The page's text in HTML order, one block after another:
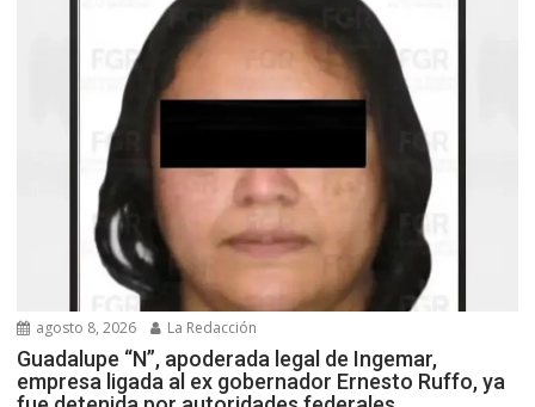
agosto 8, 2026 La Redacción
Guadalupe “N”, apoderada legal de Ingemar,
empresa ligada al ex gobernador Ernesto Ruffo, ya